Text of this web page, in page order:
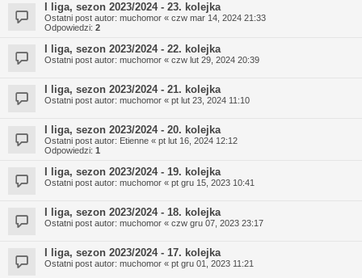
I liga, sezon 2023/2024 - 23. kolejka
Ostatni post autor: muchomor « czw mar 14, 2024 21:33
Odpowiedzi: 2
I liga, sezon 2023/2024 - 22. kolejka
Ostatni post autor: muchomor « czw lut 29, 2024 20:39
I liga, sezon 2023/2024 - 21. kolejka
Ostatni post autor: muchomor « pt lut 23, 2024 11:10
I liga, sezon 2023/2024 - 20. kolejka
Ostatni post autor: Etienne « pt lut 16, 2024 12:12
Odpowiedzi: 1
I liga, sezon 2023/2024 - 19. kolejka
Ostatni post autor: muchomor « pt gru 15, 2023 10:41
I liga, sezon 2023/2024 - 18. kolejka
Ostatni post autor: muchomor « czw gru 07, 2023 23:17
I liga, sezon 2023/2024 - 17. kolejka
Ostatni post autor: muchomor « pt gru 01, 2023 11:21